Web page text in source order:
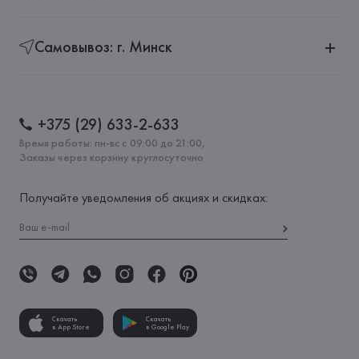
Самовывоз: г. Минск
+375 (29) 633-2-633
Время работы: пн-вс с 09:00 до 21:00,
Заказы через корзину круглосуточно
Получайте уведомления об акциях и скидках:
Скачать
в App Store
Скачать
в Google Play